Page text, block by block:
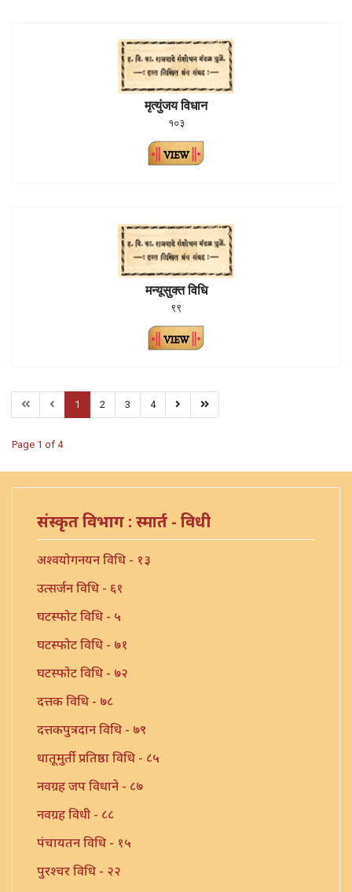
मृत्युंजय विधान
१०३
मन्यूसुक्त विधि
९९
1 2 3 4
Page 1 of 4
संस्कृत विभाग : स्मार्त - विधी
अश्वयोगनयन विधि - १३
उत्सर्जन विधि - ६१
घटस्फोट विधि - ५
घटस्फोट विधि - ७१
घटस्फोट विधि - ७२
दत्तक विधि - ७८
दत्तकपुत्रदान विधि - ७९
धातूमुर्ती प्रतिष्ठा विधि - ८५
नवग्रह जप विधाने - ८७
नवग्रह विधी - ८८
पंचायतन विधि - १५
पुरश्चर विधि - २२